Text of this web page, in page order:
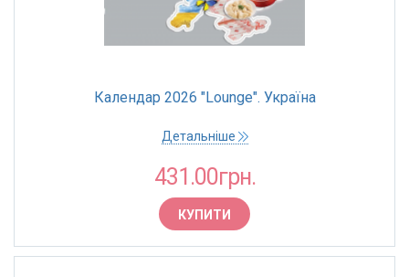
Календар 2026 "Lounge". Україна
Детальніше
431.00грн.
КУПИТИ